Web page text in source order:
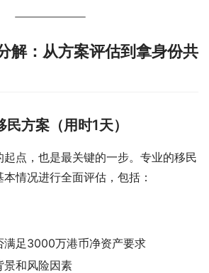
解：从方案评估到拿身份共
方案（用时1天）
点，也是最关键的一步。专业的移民
情况进行全面评估，包括：
满足3000万港币净资产要求
景和风险因素